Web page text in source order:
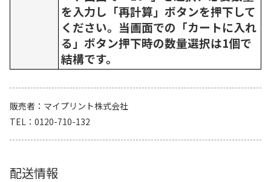
を入力し「再計算」ボタンを押下して
ください。当画面での「カートに入れ
る」ボタン押下時の数量選択は1個で
結構です。
販売者
マイプリント株式会社
TEL
0120-710-132
配送情報